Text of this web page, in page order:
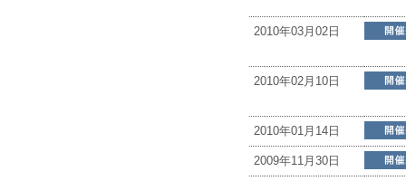
2010年03月02日
2010年02月10日
2010年01月14日
2009年11月30日